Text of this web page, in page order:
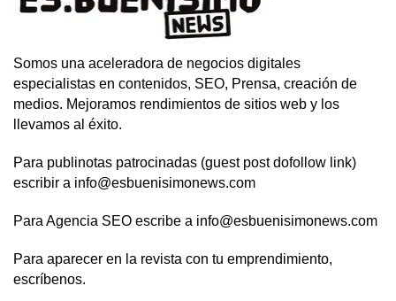
Somos una aceleradora de negocios digitales
especialistas en contenidos, SEO, Prensa, creación de
medios. Mejoramos rendimientos de sitios web y los
llevamos al éxito.
Para publinotas patrocinadas (guest post dofollow link)
escribir a info@esbuenisimonews.com
Para Agencia SEO escribe a info@esbuenisimonews.com
Para aparecer en la revista con tu emprendimiento,
escríbenos.